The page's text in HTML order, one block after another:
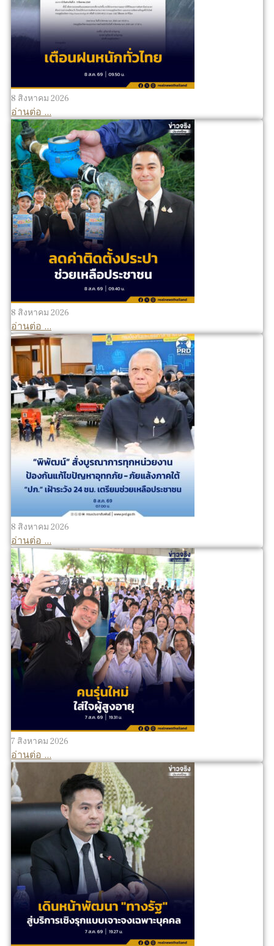
8 สิงหาคม 2026
อ่านต่อ ...
8 สิงหาคม 2026
อ่านต่อ ...
8 สิงหาคม 2026
อ่านต่อ ...
7 สิงหาคม 2026
อ่านต่อ ...